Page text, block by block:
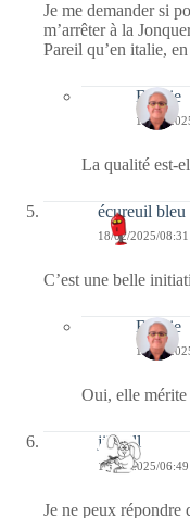
Je me demander si
m’arrêter à la
Pareil qu’en italie,
Bernie
18/02/
La qualité est-
écureuil bleu
18/02/2025/08:31
C’est une belle
Bernie
18/02/
Oui, elle mérite
jill bill
18/02/2025/06:49
Je ne peux répondre